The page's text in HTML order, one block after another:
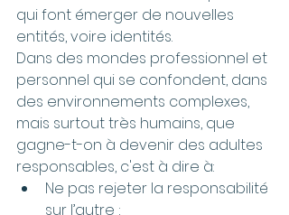
qui font émerger de nouvelles
entités, voire identités.
Dans des mondes professionnel et
personnel qui se confondent, dans
des environnements complexes,
mais surtout très humains, que
gagne-t-on à devenir des adultes
responsables, c'est à dire à:
Ne pas rejeter la responsabilité
sur l’autre ;